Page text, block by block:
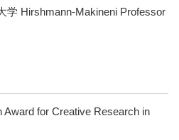
学 Hirshmann-Makineni Professor
Award for Creative Research in